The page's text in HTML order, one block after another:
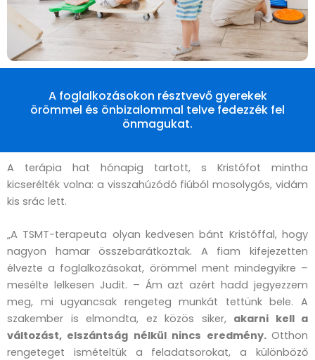
A foglalkozásokon résztvevő gyerekek
örömmel és önbizalommal telve fedezzék fel
önmagukat.
A terápia hat hónapig tartott, s Kristófot mintha
kicserélték volna: a visszahúzódó fiúból mosolygós, vidám
kis srác lett.
„A TSMT-terapeuta olyan kedvesen bánt Kristóffal, hogy
nagyon hamar összebarátkoztak. A fiam kifejezetten
élvezte a foglalkozásokat, örömmel ment mindegyikre –
mesélte lelkesen Judit. – Ám azt azért hadd jegyezzem
meg, mi ugyancsak rengeteg munkát tettünk bele. A
szakember is elmondta, ez közös siker, akarni kell a
változást, elszántság nélkül nincs eredmény. Otthon
rengeteget ismételtük a feladatsorokat, a különböző